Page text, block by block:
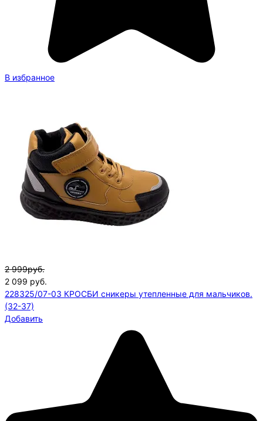
В избранное
2 999руб.
2 099 руб.
228325/07-03 КРОСБИ сникеры утепленные для мальчиков.
(32-37)
Добавить